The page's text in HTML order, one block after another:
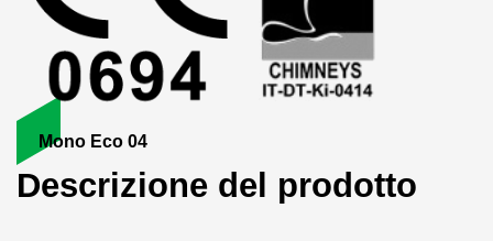
Mono Eco 04
Descrizione del prodotto